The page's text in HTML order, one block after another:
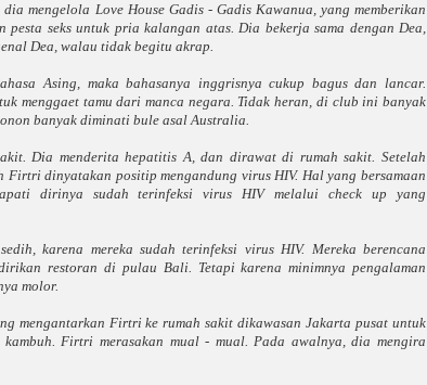
mengelola Love House Gadis - Gadis Kawanua, yang memberikan
seks untuk pria kalangan atas. Dia bekerja sama dengan Dea,
Dea, walau tidak begitu akrap.
Asing, maka bahasanya inggrisnya cukup bagus dan lancar.
menggaet tamu dari manca negara. Tidak heran, di club ini banyak
banyak diminati bule asal Australia.
Dia menderita hepatitis A, dan dirawat di rumah sakit. Setelah
dinyatakan positip mengandung virus HIV. Hal yang bersamaan
dirinya sudah terinfeksi virus HIV melalui check up yang
karena mereka sudah terinfeksi virus HIV. Mereka berencana
restoran di pulau Bali. Tetapi karena minimnya pengalaman
molor.
mengantarkan Firtri ke rumah sakit dikawasan Jakarta pusat untuk
Firtri merasakan mual - mual. Pada awalnya, dia mengira